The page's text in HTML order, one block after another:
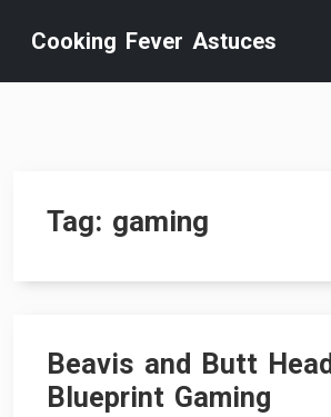
content
Cooking Fever Astuces
Tag: gaming
Beavis and Butt Head
Blueprint Gaming